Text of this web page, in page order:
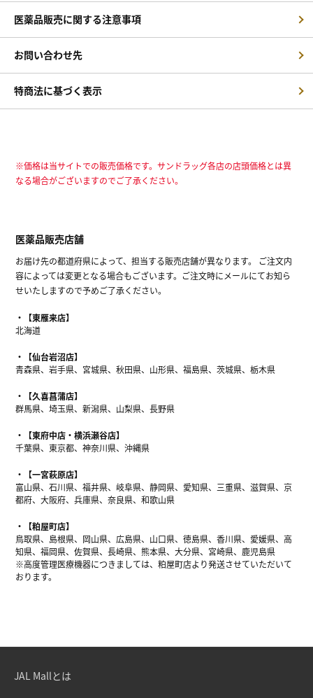
医薬品販売に関する注意事項
お問い合わせ先
特商法に基づく表示
※価格は当サイトでの販売価格です。サンドラッグ各店の店頭価格とは異
なる場合がございますのでご了承ください。
医薬品販売店舗
お届け先の都道府県によって、担当する販売店舗が異なります。 ご注文内
容によっては変更となる場合もございます。ご注文時にメールにてお知ら
せいたしますので予めご了承ください。
【東雁来店】
北海道
【仙台岩沼店】
青森県、岩手県、宮城県、秋田県、山形県、福島県、茨城県、栃木県
【久喜菖蒲店】
群馬県、埼玉県、新潟県、山梨県、長野県
【東府中店・横浜瀬谷店】
千葉県、東京都、神奈川県、沖縄県
【一宮萩原店】
富山県、石川県、福井県、岐阜県、静岡県、愛知県、三重県、滋賀県、京
都府、大阪府、兵庫県、奈良県、和歌山県
【粕屋町店】
鳥取県、島根県、岡山県、広島県、山口県、徳島県、香川県、愛媛県、高
知県、福岡県、佐賀県、長崎県、熊本県、大分県、宮崎県、鹿児島県
※高度管理医療機器につきましては、粕屋町店より発送させていただいて
おります。
JAL Mallとは